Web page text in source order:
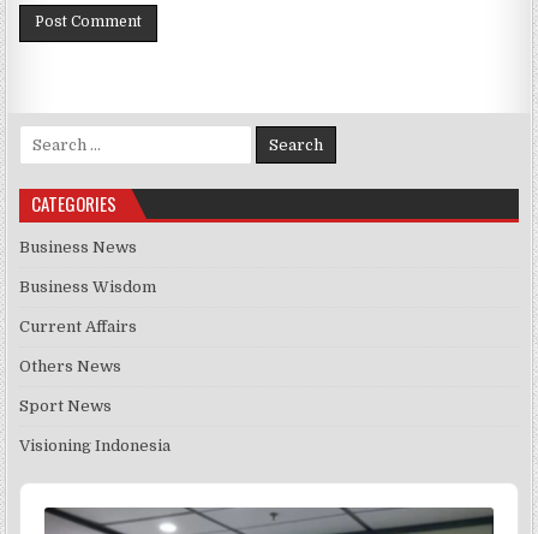
Search for:
CATEGORIES
Business News
Business Wisdom
Current Affairs
Others News
Sport News
Visioning Indonesia
Audio
Player